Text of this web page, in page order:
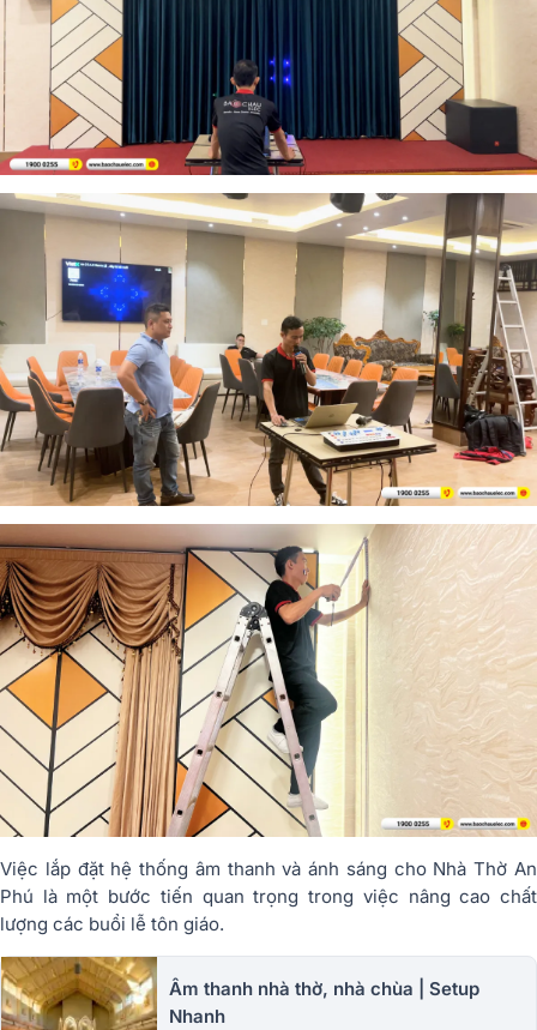
Việc lắp đặt hệ thống âm thanh và ánh sáng cho Nhà Thờ An
Phú là một bước tiến quan trọng trong việc nâng cao chất
lượng các buổi lễ tôn giáo.
Âm thanh nhà thờ, nhà chùa | Setup
Nhanh